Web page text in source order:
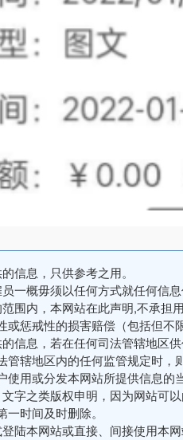
信息，只供参考之用。
一概毋须以任何方式就任何信
围内，本网站在此声明,不承担
或惩戒性的损害赔偿（包括但
信息，若在任何司法管辖地区
管辖地区内的任何监管规定时
使用或分发本网站所提供信息的
字之类版权申明，因为网站可
时间及时删除。
陆本网站或直接、间接使用本